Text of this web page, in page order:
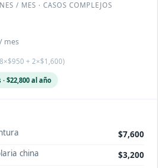
/ MES · CASOS COMPLEJOS
/ mes
+ 2×$1,600)
$22,800 al año
$7,600
china
$3,200